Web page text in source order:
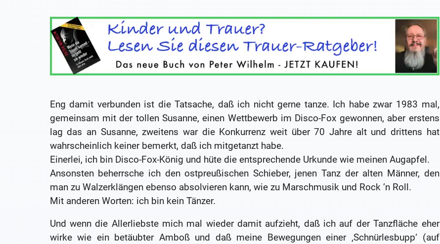
Eng damit verbunden ist die Tatsache, daß ich nicht gerne tanze. Ich habe zwar 1983 mal,
gemeinsam mit der tollen Susanne, einen Wettbewerb im Disco-Fox gewonnen, aber erstens
lag das an Susanne, zweitens war die Konkurrenz weit über 70 Jahre alt und drittens hat
wahrscheinlich keiner bemerkt, daß ich mitgetanzt habe.
Einerlei, ich bin Disco-Fox-König und hüte die entsprechende Urkunde wie meinen Augapfel.
Ansonsten beherrsche ich den ostpreußischen Schieber, jenen Tanz der alten Männer, den
man zu Walzerklängen ebenso absolvieren kann, wie zu Marschmusik und Rock ’n Roll.
Mit anderen Worten: ich bin kein Tänzer.
Und wenn die Allerliebste mich mal wieder damit aufzieht, daß ich auf der Tanzfläche eher
wirke wie ein betäubter Amboß und daß meine Bewegungen einer ‚Schnürlesbupp‘ (auf